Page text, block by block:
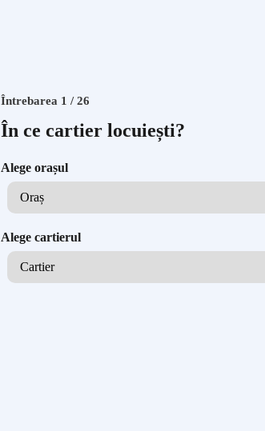
Întrebarea 1 / 26
În ce cartier locuiești?
Alege orașul
Alege cartierul